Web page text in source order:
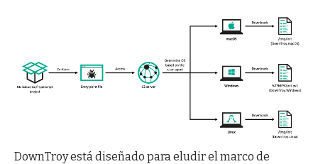
DownTroy está diseñado para eludir el marco de